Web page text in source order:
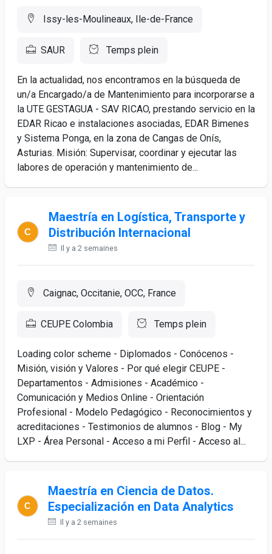
Issy-les-Moulineaux, Ile-de-France
SAUR Temps plein
En la actualidad, nos encontramos en la búsqueda de
un/a Encargado/a de Mantenimiento para incorporarse a
la UTE GESTAGUA - SAV RICAO, prestando servicio en la
EDAR Ricao e instalaciones asociadas, EDAR Bimenes
y Sistema Ponga, en la zona de Cangas de Onís,
Asturias. Misión: Supervisar, coordinar y ejecutar las
labores de operación y mantenimiento de...
Maestría en Logística, Transporte y
Distribución Internacional
Il y a 2 semaines
Caignac, Occitanie, OCC, France
CEUPE Colombia Temps plein
Loading color scheme - Diplomados - Conócenos -
Misión, visión y Valores - Por qué elegir CEUPE -
Departamentos - Admisiones - Académico -
Comunicación y Medios Online - Orientación
Profesional - Modelo Pedagógico - Reconocimientos y
acreditaciones - Testimonios de alumnos - Blog - My
LXP - Área Personal - Acceso a mi Perfil - Acceso al...
Maestría en Ciencia de Datos.
Especialización en Data Analytics
Il y a 2 semaines